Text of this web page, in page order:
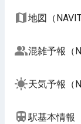
地図（
混雑予報（
天気予報（
駅基本情報